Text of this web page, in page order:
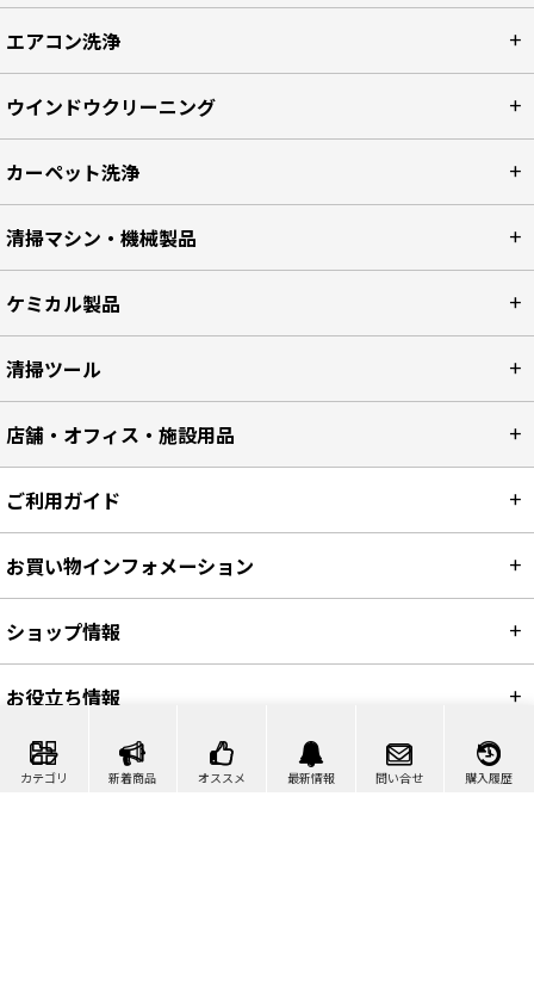
カテゴリ 新着商品 オススメ 最新情報 問い合せ 購入履歴
エアコン洗浄
ウインドウクリーニング
カーペット洗浄
清掃マシン・機械製品
ケミカル製品
清掃ツール
店舗・オフィス・施設用品
ご利用ガイド
お買い物インフォメーション
ショップ情報
お役立ち情報